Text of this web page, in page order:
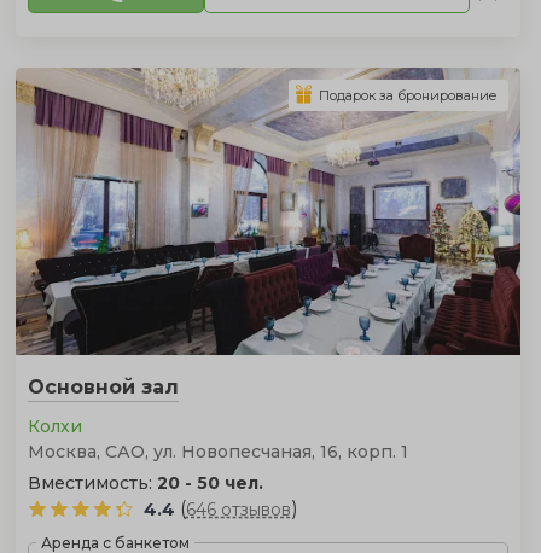
Основной зал
Колхи
Москва, САО, ул. Новопесчаная, 16, корп. 1
Вместимость: 20 - 50 чел.
4.4 (646 отзывов)
Аренда с банкетом
Подарок за бронирование